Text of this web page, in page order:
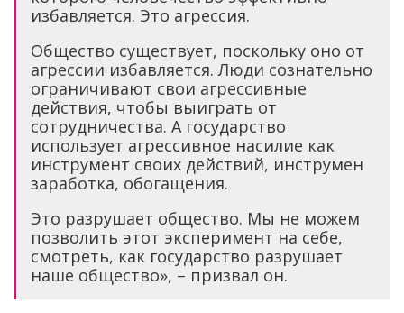
избавляется. Это агрессия.
Общество существует, поскольку оно от
агрессии избавляется. Люди сознательно
ограничивают свои агрессивные
действия, чтобы выиграть от
сотрудничества. А государство
использует агрессивное насилие как
инструмент своих действий, инструмен
заработка, обогащения.
Это разрушает общество. Мы не можем
позволить этот эксперимент на себе,
смотреть, как государство разрушает
наше общество», – призвал он.